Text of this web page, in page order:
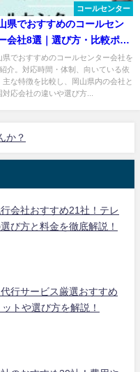
コールセンター
県でおすすめのコールセン
会社8選｜選び方・比較ポイ
も解説
県でおすすめのコールセンター会社を
介。対応時間・体制、向いている依
主な特徴を比較し、岡山県内の会社と
対応会社の違いや選び方...
か？
会社おすすめ21社！テレ
び方と料金を徹底解説！
行サービス厳選おすすめ
トや選び方を解説！